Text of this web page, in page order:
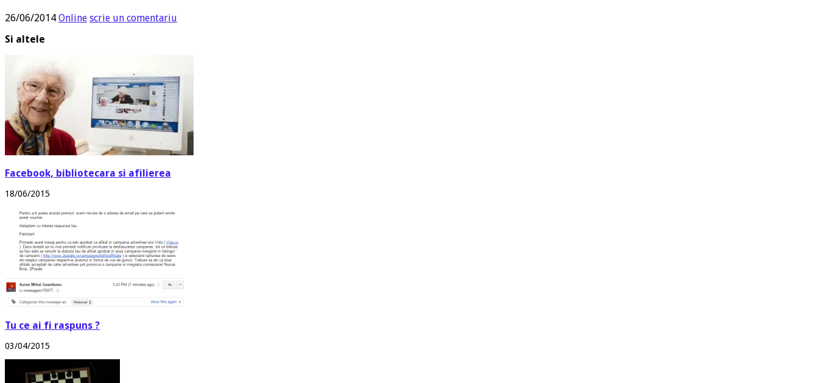
26/06/2014 Online scrie un comentariu
Si altele
Facebook, bibliotecara si afilierea
18/06/2015
Tu ce ai fi raspuns ?
03/04/2015